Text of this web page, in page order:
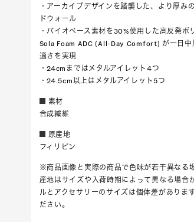
・アーカイブデザインを踏襲した、より厚み
ドウォール
・バイオベース素材を30%使用した高反発ポ
Sola Foam ADC (All-Day Comfort) が一日中
適さを実現
・24cmまではメタルアイレット4つ
・24.5cm以上はメタルアイレット5つ
素材
合成繊維
原産地
フィリピン
※商品画像と実際の商品で色味が若干異なる
産地はサイズや入荷時期によって異なる場合
ルとアクセサリーのサイズは個体差がありま
ださい。